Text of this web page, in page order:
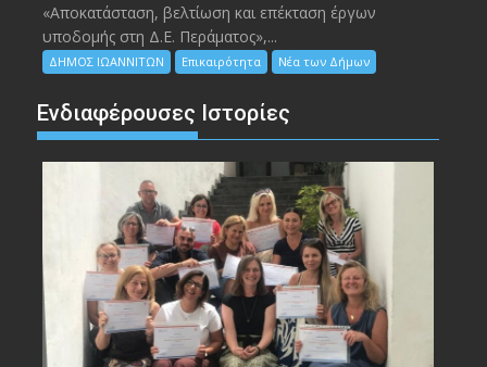
«Αποκατάσταση, βελτίωση και επέκταση έργων
υποδομής στη Δ.Ε. Περάματος»,...
ΔΗΜΟΣ ΙΩΑΝΝΙΤΩΝ Επικαιρότητα Νέα των Δήμων
Ενδιαφέρουσες Ιστορίες